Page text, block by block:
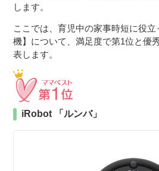
します。
ここでは、育児中の家事時短に役
機】について、満足度で第1位と優
表します。
iRobot 「ルンバ」